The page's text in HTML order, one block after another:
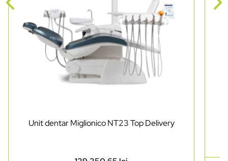
Unit dentar Miglionico NT23 Top Delivery